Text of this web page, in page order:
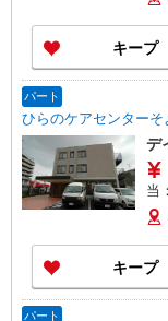
が
当
当
キープ
パート
ひらのケアセンターそ
デ
当：200
手当：
※業績によ
は
キープ
パート